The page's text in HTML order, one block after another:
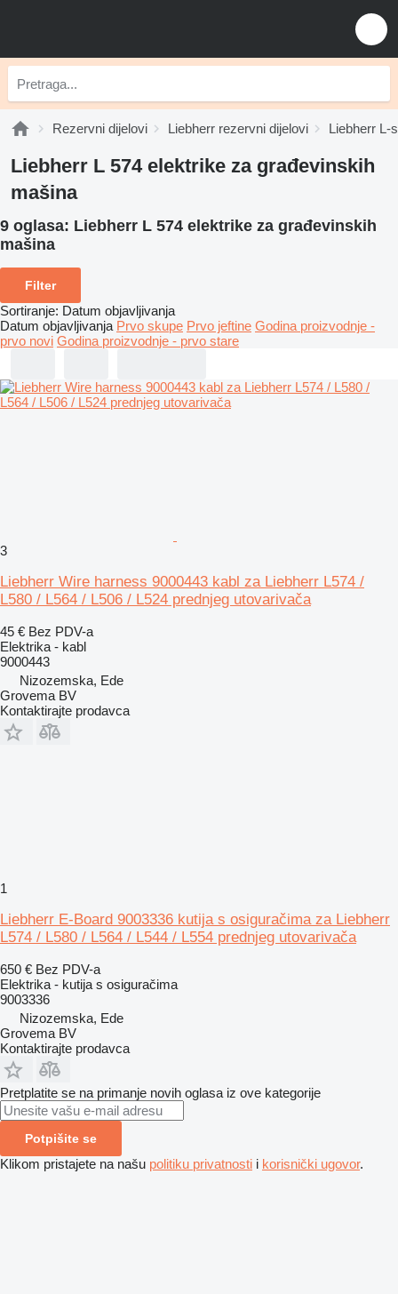
Rezervni dijelovi Liebherr rezervni dijelovi Liebherr L-
Liebherr L 574 elektrike za građevinskih
mašina
9 oglasa: Liebherr L 574 elektrike za građevinskih
mašina
Filter
Sortiranje: Datum objavljivanja
Datum objavljivanja Prvo skupe Prvo jeftine Godina proizvodnje -
prvo novi Godina proizvodnje - prvo stare
3
Liebherr Wire harness 9000443 kabl za Liebherr L574 /
L580 / L564 / L506 / L524 prednjeg utovarivača
45 € Bez PDV-a
Elektrika - kabl
9000443
Nizozemska, Ede
Grovema BV
Kontaktirajte prodavca
1
Liebherr E-Board 9003336 kutija s osiguračima za Liebherr
L574 / L580 / L564 / L544 / L554 prednjeg utovarivača
650 € Bez PDV-a
Elektrika - kutija s osiguračima
9003336
Nizozemska, Ede
Grovema BV
Kontaktirajte prodavca
Pretplatite se na primanje novih oglasa iz ove kategorije
Potpišite se
Klikom pristajete na našu politiku privatnosti i korisnički ugovor.